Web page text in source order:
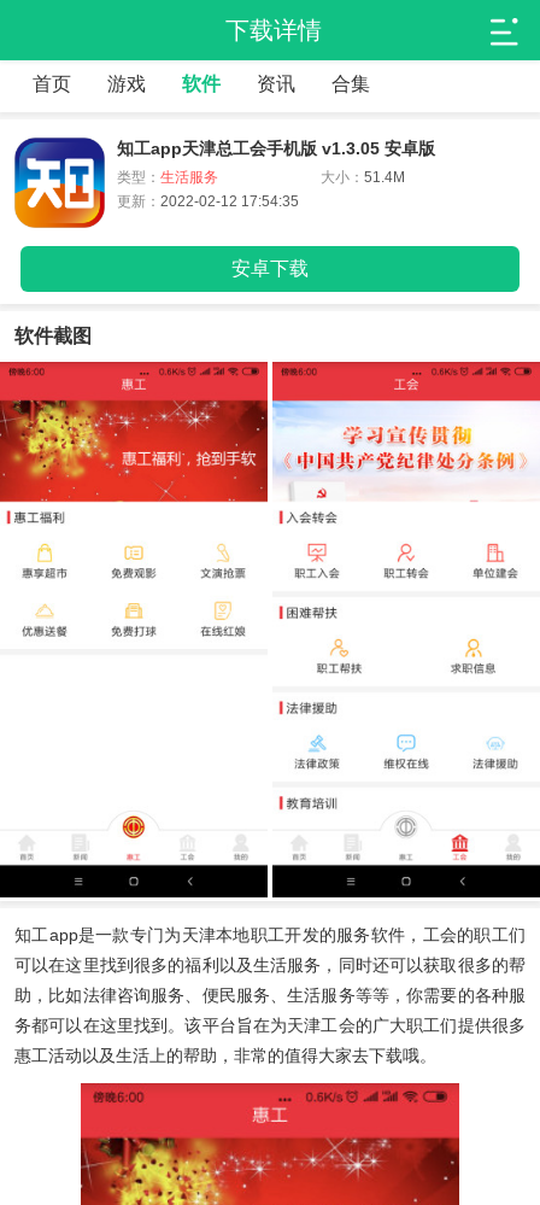
下载详情
首页 游戏 软件 资讯 合集
知工app天津总工会手机版 v1.3.05 安卓版
类型： 生活服务 大小：51.4M
更新： 2022-02-12 17:54:35
安卓下载
软件截图
知工app是一款专门为天津本地职工开发的服务软件，工会的职工们
可以在这里找到很多的福利以及生活服务，同时还可以获取很多的帮
助，比如法律咨询服务、便民服务、生活服务等等，你需要的各种服
务都可以在这里找到。该平台旨在为天津工会的广大职工们提供很多
惠工活动以及生活上的帮助，非常的值得大家去下载哦。